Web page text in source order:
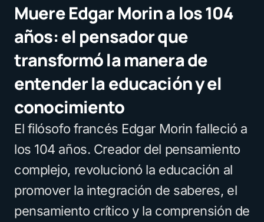
Muere Edgar Morin a los 104
años: el pensador que
transformó la manera de
entender la educación y el
conocimiento
El filósofo francés Edgar Morin falleció a
los 104 años. Creador del pensamiento
complejo, revolucionó la educación al
promover la integración de saberes, el
pensamiento crítico y la comprensión de